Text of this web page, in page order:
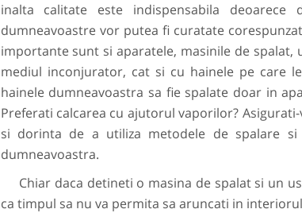
inalta calitate este indispensabila
dumneavoastre vor putea fi curatate
importante sunt si aparatele, masinile de spalat,
mediul inconjurator, cat si cu hainele pe care
hainele dumneavoastra sa fie spalate doar in
Preferati calcarea cu ajutorul vaporilor?
si dorinta de a utiliza metodele de spalare
dumneavoastra.
Chiar daca detineti o masina de spalat si un
ca timpul sa nu va permita sa aruncati in